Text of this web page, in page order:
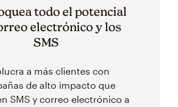
todo el potencial
electrónico y los
SMS
a más clientes con
de alto impacto que
SMS y correo electrónico a